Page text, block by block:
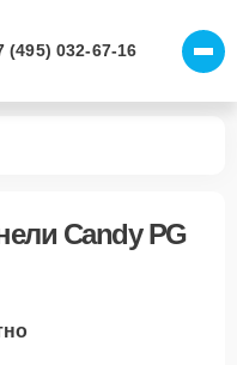
(495) 032-67-16
Candy PG